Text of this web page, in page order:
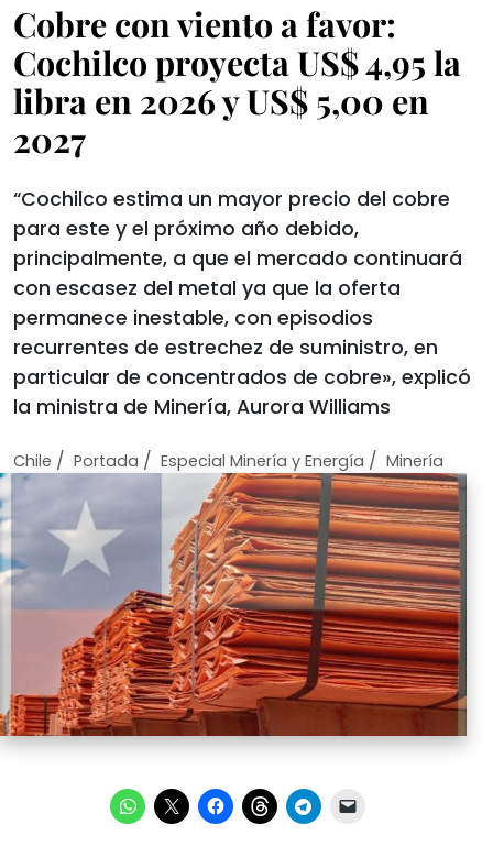
Cobre con viento a favor:
Cochilco proyecta US$ 4,95 la
libra en 2026 y US$ 5,00 en
2027
“Cochilco estima un mayor precio del cobre
para este y el próximo año debido,
principalmente, a que el mercado continuará
con escasez del metal ya que la oferta
permanece inestable, con episodios
recurrentes de estrechez de suministro, en
particular de concentrados de cobre», explicó
la ministra de Minería, Aurora Williams
Chile / Portada / Especial Minería y Energía / Minería